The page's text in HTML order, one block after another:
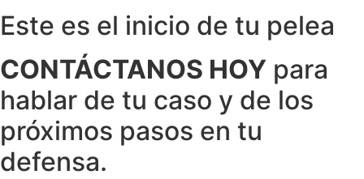
Este es el inicio de tu pelea
CONTÁCTANOS HOY para
hablar de tu caso y de los
próximos pasos en tu
defensa.